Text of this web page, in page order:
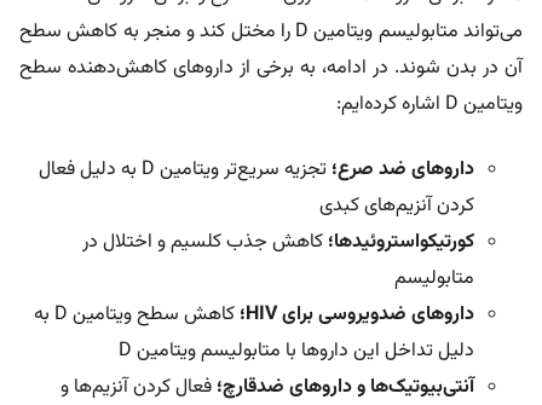
می‌تواند متابولیسم ویتامین D را مختل کند و منجر به کاهش سطح
آن در بدن شوند. در ادامه، به برخی از داروهای کاهش‌دهنده سطح
ویتامین D اشاره کرده‌ایم:
داروهای ضد صرع؛
تجزیه سریع‌تر ویتامین D به دلیل فعال
کردن آنزیم‌های کبدی
کورتیکواستروئیدها؛ کاهش جذب کلسیم و اختلال در
متابولیسم
داروهای ضدویروسی برای HIV؛
کاهش سطح ویتامین D به
دلیل تداخل این داروها با متابولیسم ویتامین D
آنتی‌بیوتیک‌ها و داروهای ضدقارچ؛ فعال کردن آنزیم‌ها و